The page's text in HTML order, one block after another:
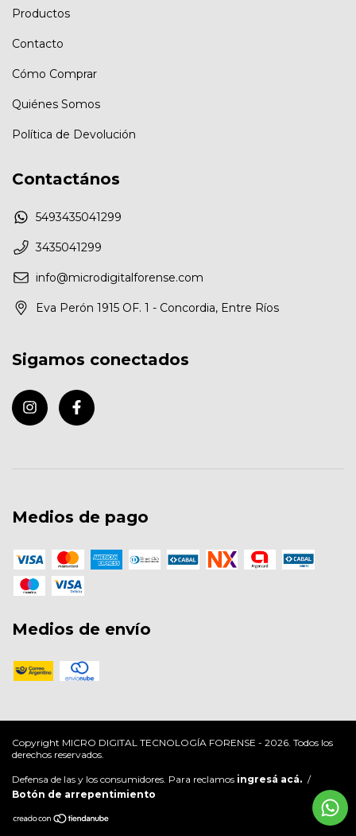
Productos
Contacto
Cómo Comprar
Quiénes Somos
Política de Devolución
Contactános
5493435041299
3435041299
info@microdigitalforense.com
Eva Perón 1915 OF. 1 - Concordia, Entre Ríos
Sigamos conectados
Medios de pago
Medios de envío
Copyright MICRO DIGITAL TECNOLOGÍA FORENSE - 2026. Todos los
derechos reservados.
Defensa de las y los consumidores. Para reclamos ingresá acá. /
Botón de arrepentimiento